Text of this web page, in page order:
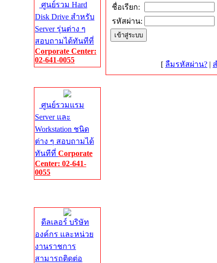
ศูนย์รวม Hard
Disk Drive สำหรับ
Server รุ่นต่าง ๆ
สอบถามได้ทันทีที่
Corporate Center:
02-641-0055
ศูนย์รวมแรม
Server และ
Workstation ชนิด
ต่าง ๆ สอบถามได้
ทันทีที่ Corporate
Center: 02-641-
0055
ดีลเลอร์ บริษัท
องค์กร และหน่วย
งานราชการ
สามารถติดต่อ
ชื่อเรียก:
รหัสผ่าน:
[ ลืมรหัสผ่าน? |